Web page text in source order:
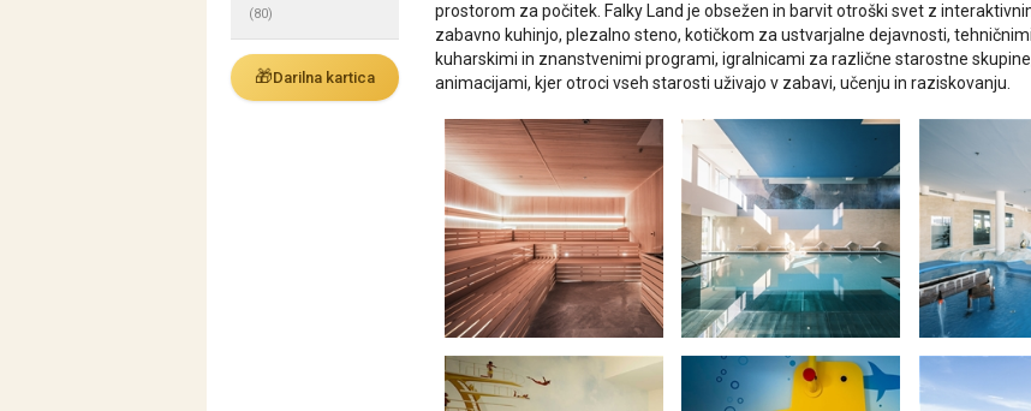
(80)
🎁Darilna kartica
prostorom za počitek. Falky Land je obsežen in barvit otroški svet z
zabavno kuhinjo, plezalno steno, kotičkom za ustvarjalne dejavnosti,
kuharskimi in znanstvenimi programi, igralnicami za različne starostne
animacijami, kjer otroci vseh starosti uživajo v zabavi, učenju in raziskovanju.